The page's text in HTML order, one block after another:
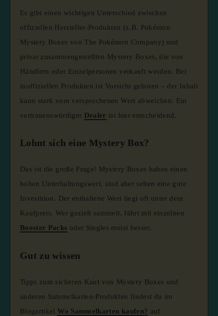
Es gibt einen wichtigen Unterschied zwischen
offiziellen Hersteller-Produkten (z.B. Pokémon
Mystery Boxes von The Pokémon Company) und
privat zusammengestellten Mystery Boxes, die von
Händlern oder Einzelpersonen verkauft werden. Bei
inoffiziellen Produkten ist Vorsicht geboten – der Inhalt
kann stark vom versprochenen Wert abweichen. Ein
vertrauenswürdiger Dealer ist hier entscheidend.
Lohnt sich eine Mystery Box?
Das ist die große Frage! Mystery Boxes haben einen
hohen Unterhaltungswert, sind aber selten eine gute
Investition. Der enthaltene Wert liegt oft unter dem
Kaufpreis. Wer gezielt sammelt, fährt mit einzelnen
Booster Packs oder Singles meist besser.
Gut zu wissen
Tipps zum sicheren Kauf von Mystery Boxes und
anderen Sammelkarten-Produkten findest du im
Blogartikel Wo Sammelkarten kaufen? auf